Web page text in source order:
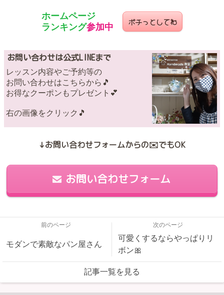
ホームページ
ランキング参加中
ポチっとしてね
お問い合わせは公式LINEまで
レッスン内容やご予約等の
お問い合わせはこちらから🎵
お得なクーポンもプレゼント💕
右の画像をクリック🎵
↓お問い合わせフォームからの✉️でもOK
お問い合わせフォーム
前のページ
モダンで素敵なパン屋さん
次のページ
可愛くするならやっぱりリ
ボン🎀
記事一覧を見る